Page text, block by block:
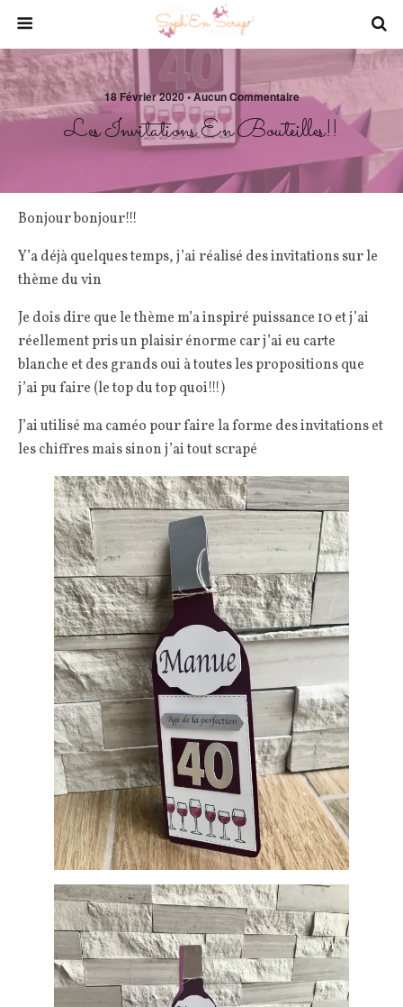
18 Février 2020 • Aucun Commentaire
Les Invitations En Bouteilles!!
Bonjour bonjour!!!
Y’a déjà quelques temps, j’ai réalisé des invitations sur le
thème du vin
Je dois dire que le thème m’a inspiré puissance 10 et j’ai
réellement pris un plaisir énorme car j’ai eu carte
blanche et des grands oui à toutes les propositions que
j’ai pu faire (le top du top quoi!!!)
J’ai utilisé ma caméo pour faire la forme des invitations et
les chiffres mais sinon j’ai tout scrapé